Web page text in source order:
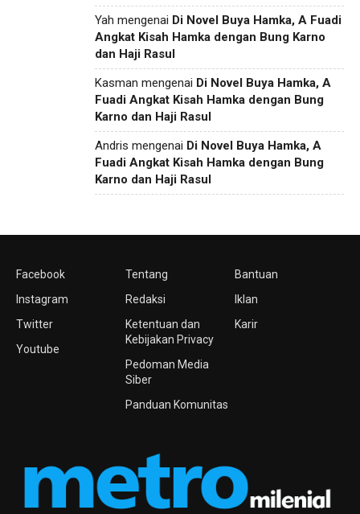
Yah mengenai Di Novel Buya Hamka, A Fuadi
Angkat Kisah Hamka dengan Bung Karno
dan Haji Rasul
Kasman mengenai Di Novel Buya Hamka, A
Fuadi Angkat Kisah Hamka dengan Bung
Karno dan Haji Rasul
Andris mengenai Di Novel Buya Hamka, A
Fuadi Angkat Kisah Hamka dengan Bung
Karno dan Haji Rasul
Facebook
Instagram
Twitter
Youtube
Tentang
Redaksi
Ketentuan dan
Kebijakan Privacy
Pedoman Media
Siber
Panduan Komunitas
Bantuan
Iklan
Karir